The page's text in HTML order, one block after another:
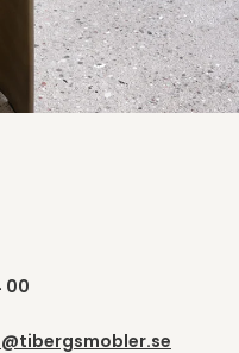
00